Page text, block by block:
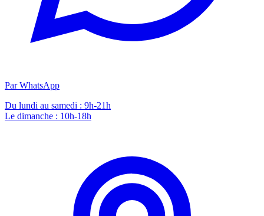
Par WhatsApp
Du lundi au samedi : 9h-21h
Le dimanche : 10h-18h